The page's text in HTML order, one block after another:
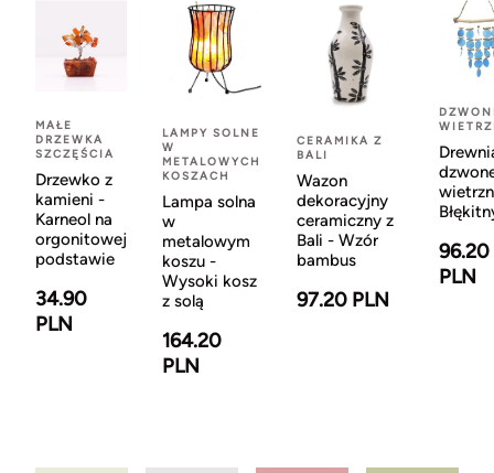
MAŁE
DRZEWKA
SZCZĘŚCIA
Drzewko z
kamieni -
Karneol na
orgonitowej
podstawie
34.90
PLN
LAMPY SOLNE
W
METALOWYCH
KOSZACH
Lampa solna
w
metalowym
koszu -
Wysoki kosz
z solą
164.20
PLN
CERAMIKA Z
BALI
Wazon
dekoracyjny
ceramiczny z
Bali - Wzór
bambus
97.20 PLN
96.20
PLN